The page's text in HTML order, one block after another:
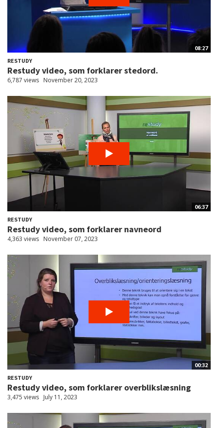
08:27
RESTUDY
Restudy video, som forklarer stedord.
6,787 views November 20, 2023
06:37
RESTUDY
Restudy video, som forklarer navneord
4,363 views November 07, 2023
00:32
RESTUDY
Restudy video, som forklarer overblikslæsning
3,475 views July 11, 2023